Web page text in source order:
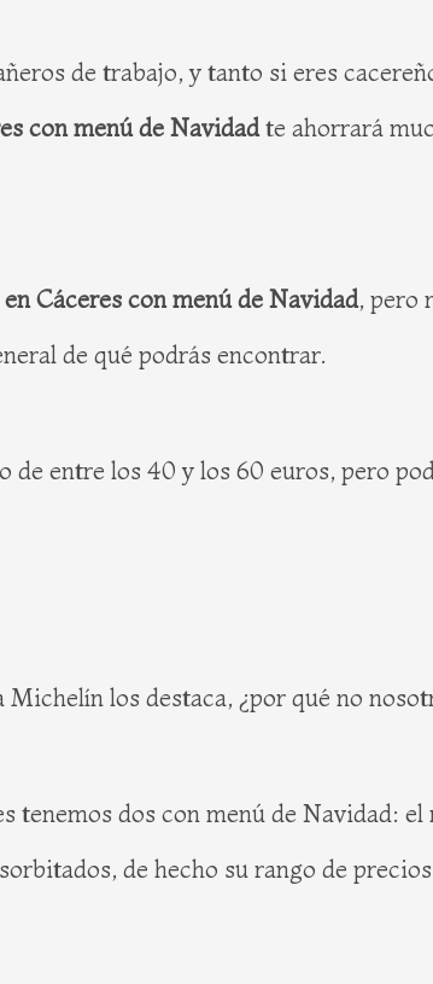
de trabajo, y tanto si eres
con menú de Navidadte ahorrará
Cáceres con menú de Navidad, pero
de qué podrás encontrar.
de entre los 40 y los 60 euros, pero
los destaca, ¿por qué no
tenemos dos con menú de Navidad:
de hecho su rango de